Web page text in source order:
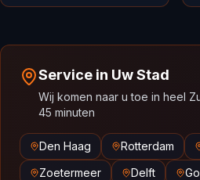
Service in Uw Stad
Wij komen naar u toe in heel
45 minuten
Den Haag Rotterdam
Zoetermeer
Delft